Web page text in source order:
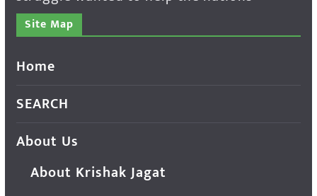
Site Map
Home
SEARCH
About Us
About Krishak Jagat